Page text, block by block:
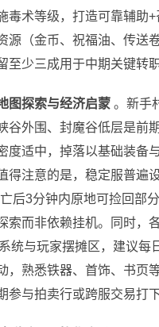
毒术等级，打造可靠辅助
源（金币、祝福油、传送
至少三成用于中期关键转
图探索与经济启蒙 。新手
谷外围、封魔谷低层是前
度适中，掉落以基础装备
得注意的是，稳定服普遍
后3分钟内原地可捡回部
索而非依赖挂机。同时，
统与玩家摆摊区，建议每
，熟悉铁器、首饰、书页
参与拍卖行或跨服交易打